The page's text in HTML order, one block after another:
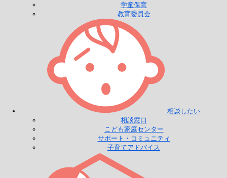
学童保育
教育委員会
相談したい
相談窓口
こども家庭センター
サポート・コミュニティ
子育てアドバイス